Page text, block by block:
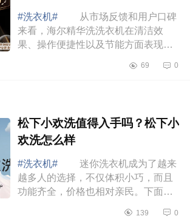
#洗衣机#
从市场反馈和用户口碑
来看，海尔精华洗洗衣机在清洁效
果、操作便捷性以及节能方面表现得
性价比高，还深受用户的好评。下面
69 0
松下小欢洗值得入手吗？松下小
欢洗怎么样
#洗衣机#
迷你洗衣机成为了越来
越多人的选择，不仅体积小巧，而且
功能齐全，价格也相对亲民。下面小
139 0